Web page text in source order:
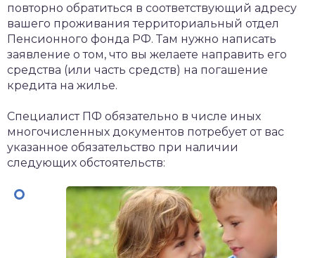
повторно обратиться в соответствующий адресу
вашего проживания территориальный отдел
Пенсионного фонда РФ. Там нужно написать
заявление о том, что вы желаете направить его
средства (или часть средств) на погашение
кредита на жилье.
Специалист ПФ обязательно в числе иных
многочисленных документов потребует от вас
указанное обязательство при наличии
следующих обстоятельств: